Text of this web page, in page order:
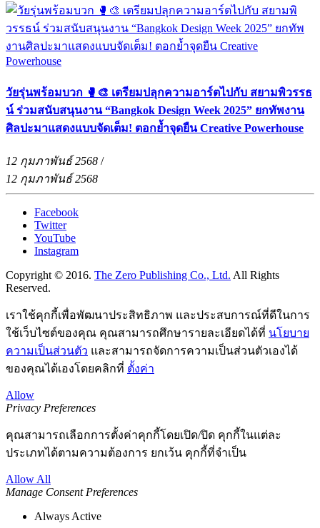
วัยรุ่นพร้อมบวก 🥊🎨 เตรียมปลุกความอาร์ตไปกับ สยามพิวรรธ
น์ ร่วมสนับสนุนงาน “Bangkok Design Week 2025” ยกทัพงาน
ศิลปะมาแสดงแบบจัดเต็ม! ตอกย้ำจุดยืน Creative Powerhouse
12 กุมภาพันธ์ 2568 /
12 กุมภาพันธ์ 2568
Facebook
Twitter
YouTube
Instagram
Copyright © 2016. The Zero Publishing Co., Ltd. All Rights
Reserved.
เราใช้คุกกี้เพื่อพัฒนาประสิทธิภาพ และประสบการณ์ที่ดีในการ
ใช้เว็บไซต์ของคุณ คุณสามารถศึกษารายละเอียดได้ที่ นโยบาย
ความเป็นส่วนตัว และสามารถจัดการความเป็นส่วนตัวเองได้
ของคุณได้เองโดยคลิกที่ ตั้งค่า
Allow
Privacy Preferences
คุณสามารถเลือกการตั้งค่าคุกกี้โดยเปิด/ปิด คุกกี้ในแต่ละ
ประเภทได้ตามความต้องการ ยกเว้น คุกกี้ที่จำเป็น
Allow All
Manage Consent Preferences
Always Active